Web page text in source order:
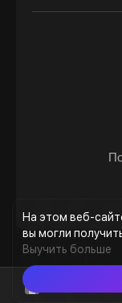
На этом веб-
вы могли
Выучить больше